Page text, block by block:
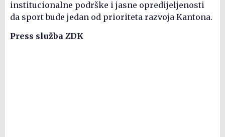
institucionalne podrške i jasne opredijeljenosti
da sport bude jedan od prioriteta razvoja Kantona.
Press služba ZDK